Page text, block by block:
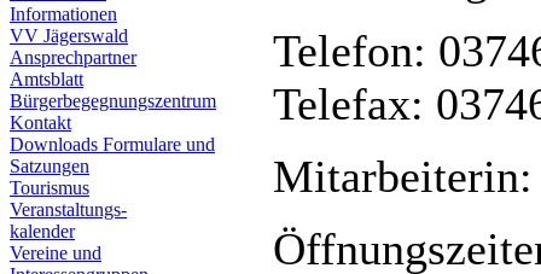
Informationen
VV Jägerswald
Ansprechpartner
Amtsblatt
Bürgerbegegnungszentrum
Kontakt
Downloads Formulare und
Satzungen
Tourismus
Veranstaltungs-
kalender
Vereine und
Telefon:
Telefax:
Mitarbeiterin: